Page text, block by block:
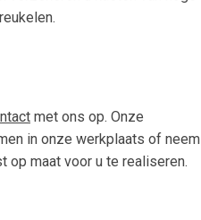
met ons op. Onze
in onze werkplaats of neem
op maat voor u te realiseren.